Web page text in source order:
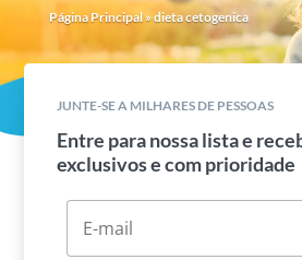
Página Principal» dieta cetogenica
JUNTE-SE A MILHARES DE PESSOAS
Entre para nossa lista e
exclusivos e com prioridade